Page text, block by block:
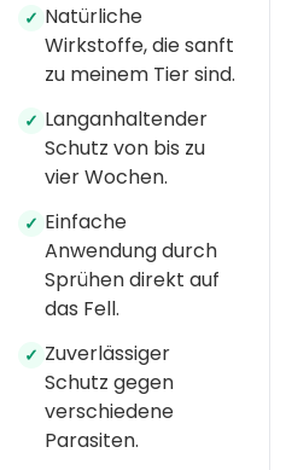
✓ Natürliche
Wirkstoffe, die sanft
zu meinem Tier sind.
✓ Langanhaltender
Schutz von bis zu
vier Wochen.
✓ Einfache
Anwendung durch
Sprühen direkt auf
das Fell.
✓ Zuverlässiger
Schutz gegen
verschiedene
Parasiten.